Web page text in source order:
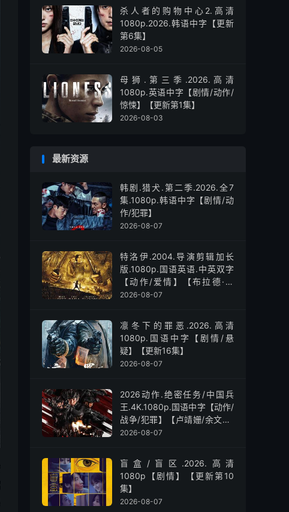
杀人者的购物中心2.高清
1080p.2026.韩语中字【更新
第6集】
2026-08-05
母狮.第三季.2026.高清
1080p.英语中字【剧情/动作/
惊悚】【更新第1集】
2026-08-03
最新资源
韩剧.猎犬.第二季.2026.全7
集.1080p.韩语中字【剧情/动
作/犯罪】
2026-08-07
特洛伊.2004.导演剪辑加长
版.1080p.国语英语.中英双字
【动作/爱情】【布拉德·皮
特】
2026-08-07
凛冬下的罪恶.2026.高清
1080p.国语中字【剧情/悬
疑】【更新16集】
2026-08-07
2026动作.绝密任务/中国兵
王.4K.1080p.国语中字【动作/
战争/犯罪】【卢靖姗/余文乐/
屈菁菁】
2026-08-07
盲盒/盲区.2026.高清
1080p【剧情】【更新第10
集】
2026-08-07